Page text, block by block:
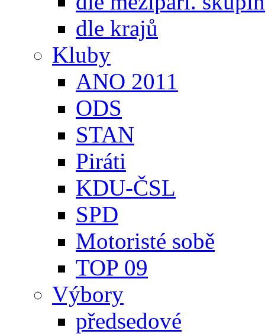
dle krajů
Kluby
ANO 2011
ODS
STAN
Piráti
KDU-ČSL
SPD
Motoristé sobě
TOP 09
Výbory
předsedové